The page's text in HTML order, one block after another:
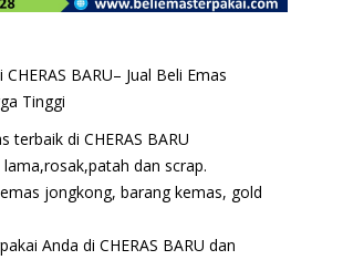
BARU– Jual Beli Emas
Tinggi
terbaik di CHERAS BARU
dan scrap.
jongkong, barang kemas, gold
Anda di CHERAS BARU dan